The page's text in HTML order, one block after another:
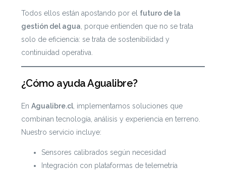
Todos ellos están apostando por el futuro de la
gestión del agua , porque entienden que no se trata
solo de eficiencia: se trata de sostenibilidad y
continuidad operativa.
¿Cómo ayuda Agualibre?
En Agualibre.cl, implementamos soluciones que
combinan tecnología, análisis y experiencia en terreno.
Nuestro servicio incluye:
Sensores calibrados según necesidad
Integración con plataformas de telemetría